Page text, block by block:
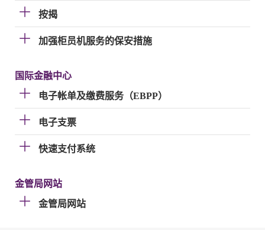
按揭
加强柜员机服务的保安措施
国际金融中心
电子帐单及缴费服务（EBPP）
电子支票
快速支付系统
金管局网站
金管局网站